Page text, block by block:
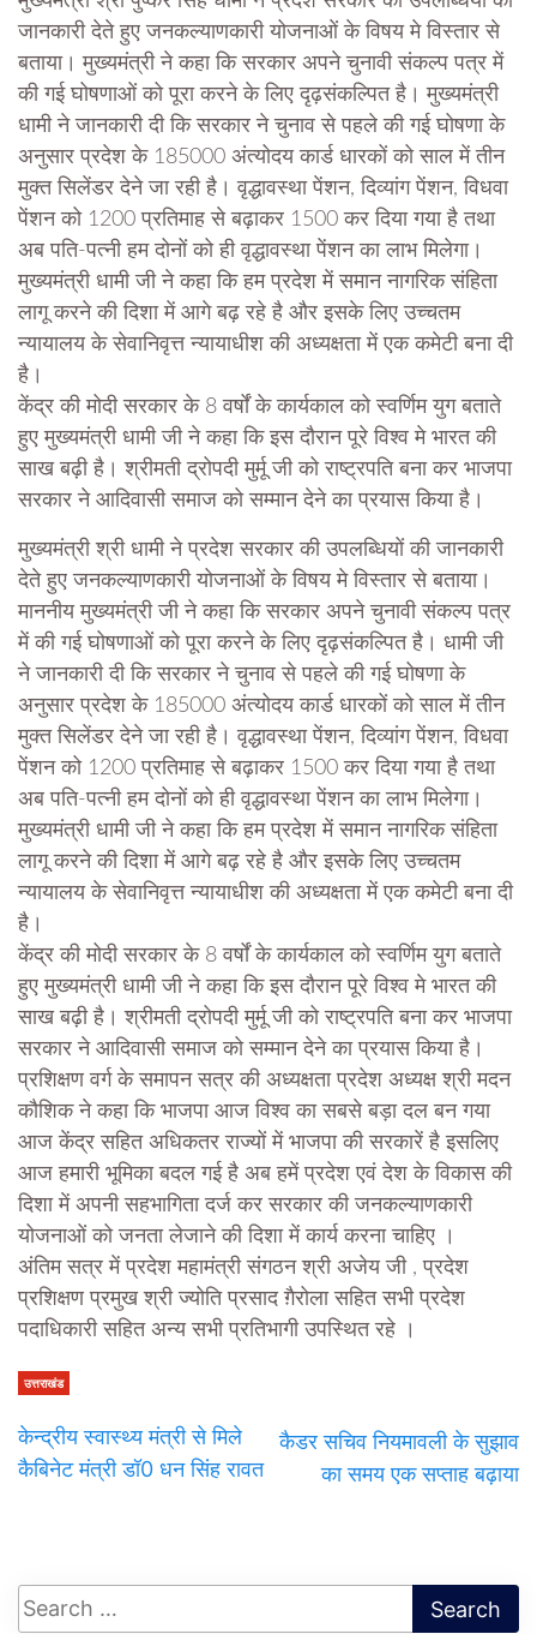
जानकारी देते हुए जनकल्याणकारी योजनाओं के विषय मे विस्तार से
बताया। मुख्यमंत्री ने कहा कि सरकार अपने चुनावी संकल्प पत्र में
की गई घोषणाओं को पूरा करने के लिए दृढ़संकल्पित है। मुख्यमंत्री
धामी ने जानकारी दी कि सरकार ने चुनाव से पहले की गई घोषणा के
अनुसार प्रदेश के 185000 अंत्योदय कार्ड धारकों को साल में तीन
मुक्त सिलेंडर देने जा रही है। वृद्धावस्था पेंशन, दिव्यांग पेंशन, विधवा
पेंशन को 1200 प्रतिमाह से बढ़ाकर 1500 कर दिया गया है तथा
अब पति-पत्नी हम दोनों को ही वृद्धावस्था पेंशन का लाभ मिलेगा।
मुख्यमंत्री धामी जी ने कहा कि हम प्रदेश में समान नागरिक संहिता
लागू करने की दिशा में आगे बढ़ रहे है और इसके लिए उच्चतम
न्यायालय के सेवानिवृत्त न्यायाधीश की अध्यक्षता में एक कमेटी बना दी
है।
केंद्र की मोदी सरकार के 8 वर्षों के कार्यकाल को स्वर्णिम युग बताते
हुए मुख्यमंत्री धामी जी ने कहा कि इस दौरान पूरे विश्व मे भारत की
साख बढ़ी है। श्रीमती द्रोपदी मुर्मू जी को राष्ट्रपति बना कर भाजपा
सरकार ने आदिवासी समाज को सम्मान देने का प्रयास किया है।
मुख्यमंत्री श्री धामी ने प्रदेश सरकार की उपलब्धियों की जानकारी
देते हुए जनकल्याणकारी योजनाओं के विषय मे विस्तार से बताया।
माननीय मुख्यमंत्री जी ने कहा कि सरकार अपने चुनावी संकल्प पत्र
में की गई घोषणाओं को पूरा करने के लिए दृढ़संकल्पित है। धामी जी
ने जानकारी दी कि सरकार ने चुनाव से पहले की गई घोषणा के
अनुसार प्रदेश के 185000 अंत्योदय कार्ड धारकों को साल में तीन
मुक्त सिलेंडर देने जा रही है। वृद्धावस्था पेंशन, दिव्यांग पेंशन, विधवा
पेंशन को 1200 प्रतिमाह से बढ़ाकर 1500 कर दिया गया है तथा
अब पति-पत्नी हम दोनों को ही वृद्धावस्था पेंशन का लाभ मिलेगा।
मुख्यमंत्री धामी जी ने कहा कि हम प्रदेश में समान नागरिक संहिता
लागू करने की दिशा में आगे बढ़ रहे है और इसके लिए उच्चतम
न्यायालय के सेवानिवृत्त न्यायाधीश की अध्यक्षता में एक कमेटी बना दी
है।
केंद्र की मोदी सरकार के 8 वर्षों के कार्यकाल को स्वर्णिम युग बताते
हुए मुख्यमंत्री धामी जी ने कहा कि इस दौरान पूरे विश्व मे भारत की
साख बढ़ी है। श्रीमती द्रोपदी मुर्मू जी को राष्ट्रपति बना कर भाजपा
सरकार ने आदिवासी समाज को सम्मान देने का प्रयास किया है।
प्रशिक्षण वर्ग के समापन सत्र की अध्यक्षता प्रदेश अध्यक्ष श्री मदन
कौशिक ने कहा कि भाजपा आज विश्व का सबसे बड़ा दल बन गया
आज केंद्र सहित अधिकतर राज्यों में भाजपा की सरकारें है इसलिए
आज हमारी भूमिका बदल गई है अब हमें प्रदेश एवं देश के विकास की
दिशा में अपनी सहभागिता दर्ज कर सरकार की जनकल्याणकारी
योजनाओं को जनता लेजाने की दिशा में कार्य करना चाहिए ।
अंतिम सत्र में प्रदेश महामंत्री संगठन श्री अजेय जी , प्रदेश
प्रशिक्षण प्रमुख श्री ज्योति प्रसाद ग़ैरोला सहित सभी प्रदेश
पदाधिकारी सहित अन्य सभी प्रतिभागी उपस्थित रहे ।
उत्तराखंड
केन्द्रीय स्वास्थ्य मंत्री से मिले
कैबिनेट मंत्री डॉ0 धन सिंह रावत
कैडर सचिव नियमावली के सुझाव
का समय एक सप्ताह बढ़ाया